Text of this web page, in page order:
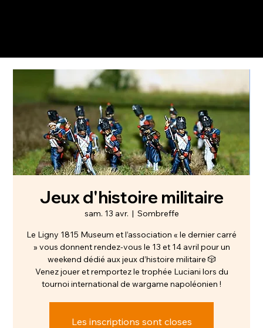
Jeux d'histoire militaire
sam. 13 avr.
  |
Sombreffe
Le Ligny 1815 Museum et l’association « le dernier carré
» vous donnent rendez-vous le 13 et 14 avril pour un
weekend dédié aux jeux d’histoire militaire 🎲
Venez jouer et remportez le trophée Luciani lors du
tournoi international de wargame napoléonien !
Les inscriptions sont closes